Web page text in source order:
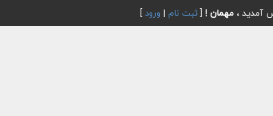
آمدید ، مهمان ! [ثبت نام | ورود]